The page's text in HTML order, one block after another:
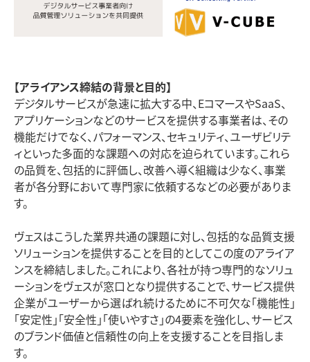
【アライアンス締結の背景と目的】
デジタルサービスが急速に拡大する中、EコマースやSaaS、
アプリケーションなどのサービスを提供する事業者は、その
機能だけでなく、パフォーマンス、セキュリティ、ユーザビリテ
ィといった多面的な課題への対応を迫られています。これら
の品質を、包括的に評価し、改善へ導く組織は少なく、事業
者が各分野において専門家に依頼するなどの必要がありま
す。
ヴェスはこうした業界共通の課題に対し、包括的な品質支援
ソリューションを提供することを目的としてこの度のアライア
ンスを締結しました。これにより、各社が持つ専門的なソリュ
ーションをヴェスが窓口となり提供することで、サービス提供
企業がユーザーから選ばれ続けるために不可欠な「機能性」
「安定性」「安全性」「使いやすさ」の4要素を強化し、サービス
のブランド価値と信頼性の向上を支援することを目指しま
す。